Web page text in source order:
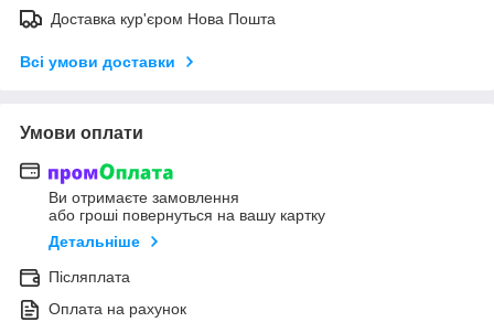
Доставка кур'єром Нова Пошта
Всі умови доставки
Умови оплати
Ви отримаєте замовлення
або гроші повернуться на вашу картку
Детальніше
Післяплата
Оплата на рахунок